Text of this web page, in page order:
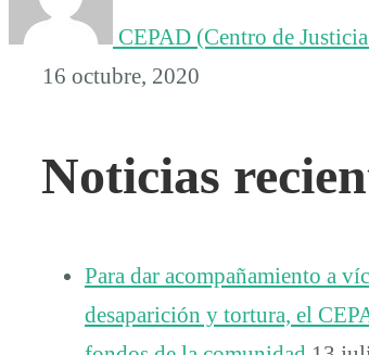
CEPAD (Centro de
16 octubre, 2020
Noticias
Para dar acompañamiento a
desaparición y tortura, el